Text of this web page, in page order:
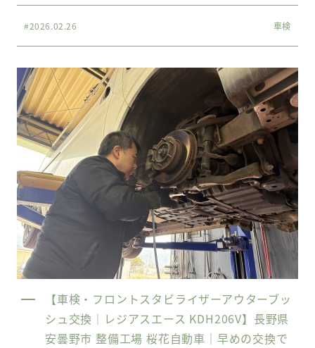
#2026.02.26 車検
【車検・フロントスタビライザーアウターブッ
シュ交換｜レジアスエース KDH206V】長野県
安曇野市 整備工場 桜花自動車｜早めの交換で